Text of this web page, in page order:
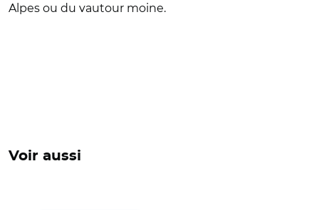
Alpes ou du vautour moine.
Voir aussi